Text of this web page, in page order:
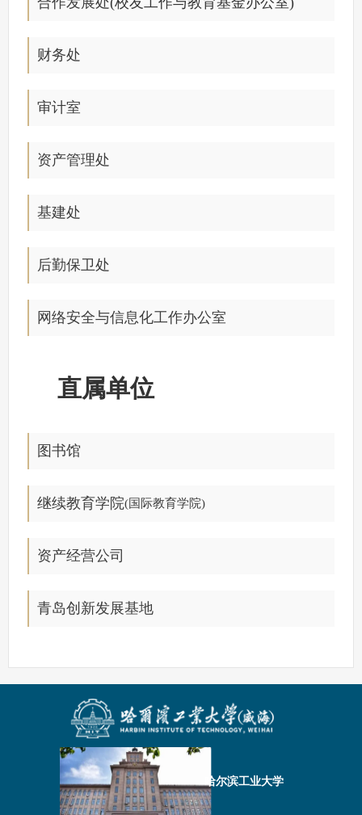
财务处
审计室
资产管理处
基建处
后勤保卫处
网络安全与信息化工作办公室
直属单位
图书馆
继续教育学院(国际教育学院)
资产经营公司
青岛创新发展基地
哈尔滨工业大学